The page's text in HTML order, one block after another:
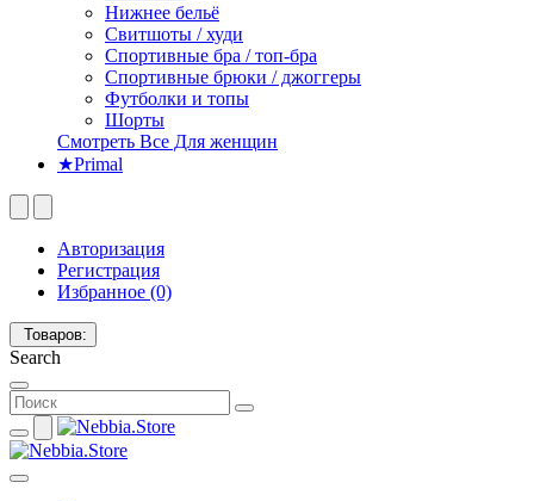
Нижнее бельё
Свитшоты / худи
Спортивные бра / топ-бра
Спортивные брюки / джоггеры
Футболки и топы
Шорты
Смотреть Все Для женщин
★Primal
Авторизация
Регистрация
Избранное (0)
Товаров:
Search